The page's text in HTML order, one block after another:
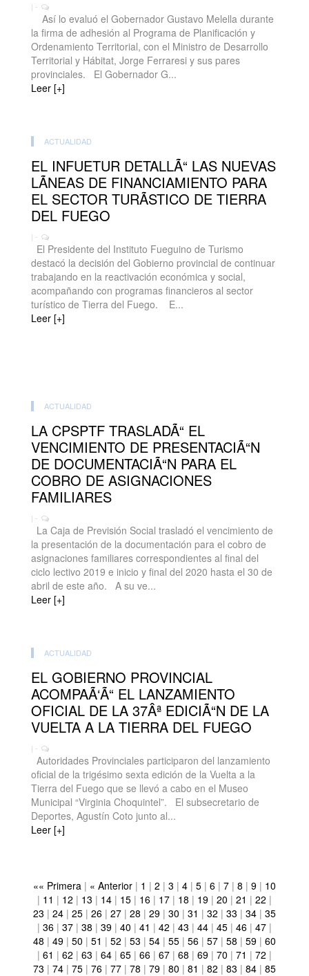
| -
Así lo evaluó el Gobernador Gustavo Melella durante
la firma de adhesión al Programa de Planificación y
Ordenamiento Territorial, con el Ministro de Desarrollo
Territorial y Hábitat, Jorge Ferraresi y sus pares
provinciales. El Gobernador G...
Leer [+]
ACTUALIDAD
EL INFUETUR DETALLÃ“ LAS NUEVAS
LÃNEAS DE FINANCIAMIENTO PARA
EL SECTOR TURÃSTICO DE TIERRA
DEL FUEGO
| -
El Presidente del Instituto Fueguino de Turismo
destacó la decisión del Gobierno provincial de continuar
trabajando en la reactivación económica y social,
acompañando con programas financieros al sector
turístico de Tierra del Fuego. E...
Leer [+]
ACTUALIDAD
LA CPSPTF TRASLADÃ“ EL
VENCIMIENTO DE PRESENTACIÃ“N
DE DOCUMENTACIÃ“N PARA EL
COBRO DE ASIGNACIONES
FAMILIARES
| -
La Caja de Previsión Social trasladó el vencimiento de
la presentación de la documentación para el cobro de
asignaciones familiares correspondientes al final del
ciclo lectivo 2019 e inicio y final del 2020 hasta el 30 de
abril de este año. A su ve...
Leer [+]
ACTUALIDAD
EL GOBIERNO PROVINCIAL
ACOMPAÃ‘Ã“ EL LANZAMIENTO
OFICIAL DE LA 37Âª EDICIÃ“N DE LA
VUELTA A LA TIERRA DEL FUEGO
| -
Autoridades Provinciales participaron del lanzamiento
oficial de la trigésimo sexta edición de la Vuelta a la
Tierra del Fuego que se llevó a cabo en el Museo
Municipal “Virginia Choquintel”. El subsecretario de
Deportes, Agustín Coto junto al...
Leer [+]
«« Primera | « Anterior | 1 | 2 | 3 | 4 | 5 | 6 | 7 | 8 | 9 | 10
| 11 | 12 | 13 | 14 | 15 | 16 | 17 | 18 | 19 | 20 | 21 | 22 |
23 | 24 | 25 | 26 | 27 | 28 | 29 | 30 | 31 | 32 | 33 | 34 | 35
| 36 | 37 | 38 | 39 | 40 | 41 | 42 | 43 | 44 | 45 | 46 | 47 |
48 | 49 | 50 | 51 | 52 | 53 | 54 | 55 | 56 | 57 | 58 | 59 | 60
| 61 | 62 | 63 | 64 | 65 | 66 | 67 | 68 | 69 | 70 | 71 | 72 |
73 | 74 | 75 | 76 | 77 | 78 | 79 | 80 | 81 | 82 | 83 | 84 | 85